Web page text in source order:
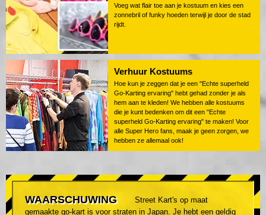
Voeg wat flair toe aan je kostuum en kies een
zonnebril of funky hoeden terwijl je door de stad
rijdt.
Verhuur Kostuums
Hoe kun je zeggen dat je een "Echte superheld
Go-Karting ervaring" hebt gehad zonder je als
hem aan te kleden! We hebben alle kostuums
die je kunt bedenken om dit een "Echte
superheld Go-Karting ervaring" te maken! Voor
alle Super Hero fans, maak je geen zorgen, we
hebben ze allemaal ook!
WAARSCHUWING
Street Kart's op maat
gemaakte go-kart is voor straten in Japan. Je hebt een geldig